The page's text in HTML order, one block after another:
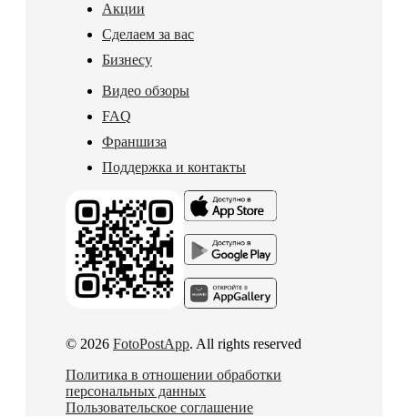
Акции
Сделаем за вас
Бизнесу
Видео обзоры
FAQ
Франшиза
Поддержка и контакты
© 2026 FotoPostApp. All rights reserved
Политика в отношении обработки
персональных данных
Пользовательское соглашение